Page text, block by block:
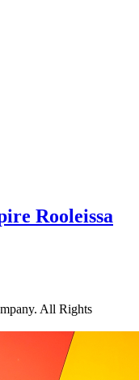
Rooleissa
All Rights